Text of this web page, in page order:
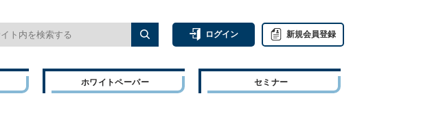
ログイン 新規会員登録
ホワイトペーパー セミナー